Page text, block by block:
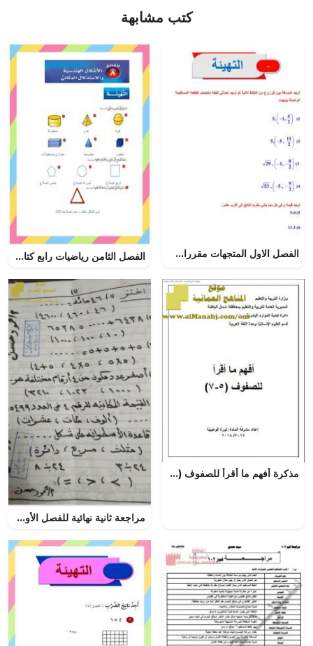
كتب مشابهة
الفصل الاول المتجهات مقررات ثالث ثانوي – المنهاج السعودي الفصل الثامن رياضيات رابع كتاب الطالب الاشكال الهندسية – المنهاج السعودي
مذكرة أفهم ما أقرأ للصفوف (5-7) (لغة عربية) السابع
مراجعة ثانية نهائية للفصل الأول بخط اليد